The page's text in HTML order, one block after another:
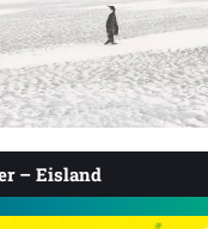
– Eisland